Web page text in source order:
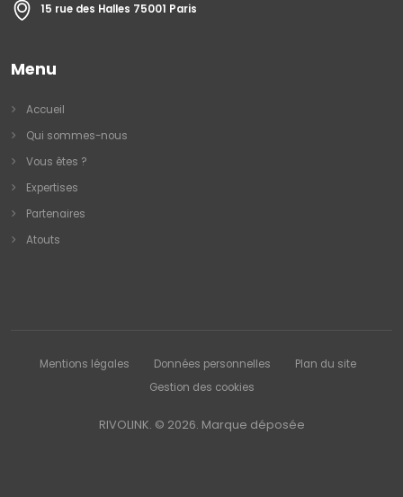
15 rue des Halles 75001 Paris
Menu
Accueil
Qui sommes-nous
Vous êtes ?
Expertises
Partenaires
Atouts
Mentions légales Données personnelles
Plan du site
Gestion des cookies
RIVOLINK. © 2026. Marque déposée